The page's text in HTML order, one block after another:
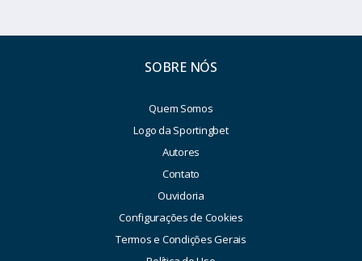
SOBRE NÓS
Quem Somos
Logo da Sportingbet
Autores
Contato
Ouvidoria
Configurações de Cookies
Termos e Condições Gerais